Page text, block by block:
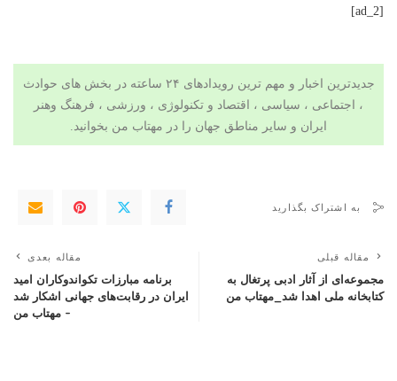
[ad_2]
جدیدترین اخبار و مهم ترین رویدادهای ۲۴ ساعته در بخش های حوادث
، اجتماعی ، سیاسی ، اقتصاد و تکنولوژی ، ورزشی ، فرهنگ وهنر
ایران و سایر مناطق جهان را در مهتاب من بخوانید.
به اشتراک بگذارید
مقاله قبلی
مجموعه‌ای از آثار ادبی پرتغال به
کتابخانه ملی اهدا شد_مهتاب من
مقاله بعدی
برنامه مبارزات تکواندوکاران امید
ایران در رقابت‌های جهانی اشکار شد
– مهتاب من